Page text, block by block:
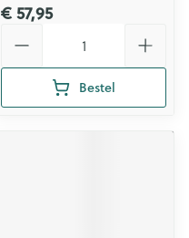
€ 57,95
Bestel